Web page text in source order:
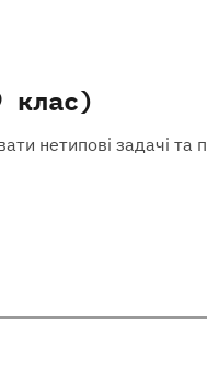
клас)
нетипові задачі